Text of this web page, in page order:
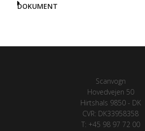
DOKUMENT
Scanvogn
Hovedvejen 50
Hirtshals 9850 - DK
CVR: DK33958358
T: +45 98 97 72 00